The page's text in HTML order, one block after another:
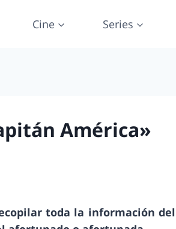
Cine Series
América»
toda la información del